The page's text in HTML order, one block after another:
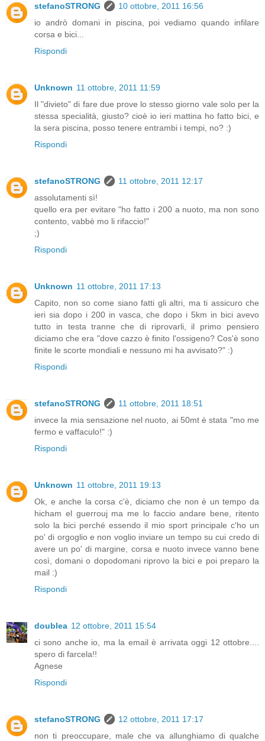
stefanoSTRONG
10 ottobre, 2011 16:56
io andrò domani in piscina, poi vediamo quando infilare
corsa e bici...
Rispondi
Unknown 11 ottobre, 2011 11:59
Il "divieto" di fare due prove lo stesso giorno vale solo per la
stessa specialità, giusto? cioè io ieri mattina ho fatto bici, e
la sera piscina, posso tenere entrambi i tempi, no? :)
Rispondi
stefanoSTRONG
11 ottobre, 2011 12:17
assolutamenti sì!
quello era per evitare "ho fatto i 200 a nuoto, ma non sono
contento, vabbè mo li rifaccio!"
;)
Rispondi
Unknown 11 ottobre, 2011 17:13
Capito, non so come siano fatti gli altri, ma ti assicuro che
ieri sia dopo i 200 in vasca, che dopo i 5km in bici avevo
tutto in testa tranne che di riprovarli, il primo pensiero
diciamo che era "dove cazzo è finito l'ossigeno? Cos'è sono
finite le scorte mondiali e nessuno mi ha avvisato?" :)
Rispondi
stefanoSTRONG
11 ottobre, 2011 18:51
invece la mia sensazione nel nuoto, ai 50mt è stata "mo me
fermo e vaffaculo!" :)
Rispondi
Unknown 11 ottobre, 2011 19:13
Ok, e anche la corsa c'è, diciamo che non è un tempo da
hicham el guerrouj ma me lo faccio andare bene, ritento
solo la bici perché essendo il mio sport principale c'ho un
po' di orgoglio e non voglio inviare un tempo su cui credo di
avere un po' di margine, corsa e nuoto invece vanno bene
così, domani o dopodomani riprovo la bici e poi preparo la
mail :)
Rispondi
doublea 12 ottobre, 2011 15:54
ci sono anche io, ma la email è arrivata oggi 12 ottobre....
spero di farcela!!
Agnese
Rispondi
stefanoSTRONG
12 ottobre, 2011 17:17
non ti preoccupare, male che va allunghiamo di qualche